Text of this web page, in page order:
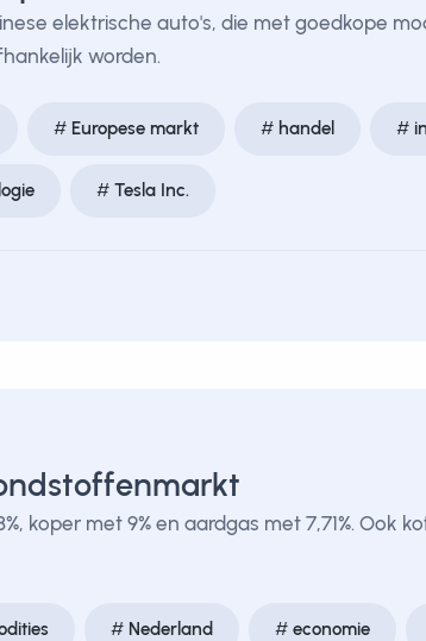
elektrische auto's, die met goedkope
worden.
Europese markt handel
Tesla Inc.
koper met 9% en aardgas met 7,71%. Ook
Nederland economie